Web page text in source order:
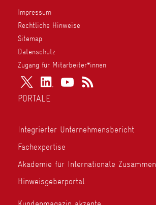
Impressum
Rechtliche Hinweise
Sitemap
Datenschutz
Zugang für Mitarbeiter*innen
PORTALE
Integrierter Unternehmensbericht
Fachexpertise
Akademie für Internationale
Hinweisgeberportal